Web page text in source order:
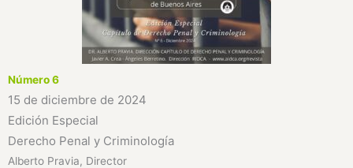
Número 6
15 de diciembre de 2024
Edición Especial
Derecho Penal y Criminología
Alberto Pravia, Director